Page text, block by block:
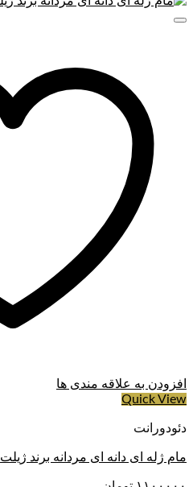
افزودن به علاقه مندی ها
Quick View
دئودورانت
مام ژله ای دانه ای مردانه برند ژیلت